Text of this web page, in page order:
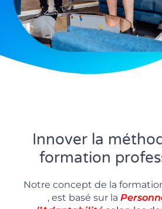
Innover la
formation
Notre concept de la
, est basé sur la P